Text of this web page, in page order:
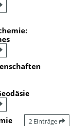
2 Einträge